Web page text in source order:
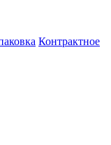
Контрактное